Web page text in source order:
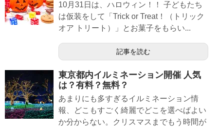
10月31日は、ハロウィン！！ 子どもたち
は仮装をして「Trick or Treat！（トリック
オア トリート）」とお菓子をもらい...
記事を読む
東京都内イルミネーション開催 人気
は？有料？無料？
あまりにも多すぎるイルミネーション情
報、どこもすごく綺麗でどこを選べばよい
か分からない。クリスマスまでもう時間が